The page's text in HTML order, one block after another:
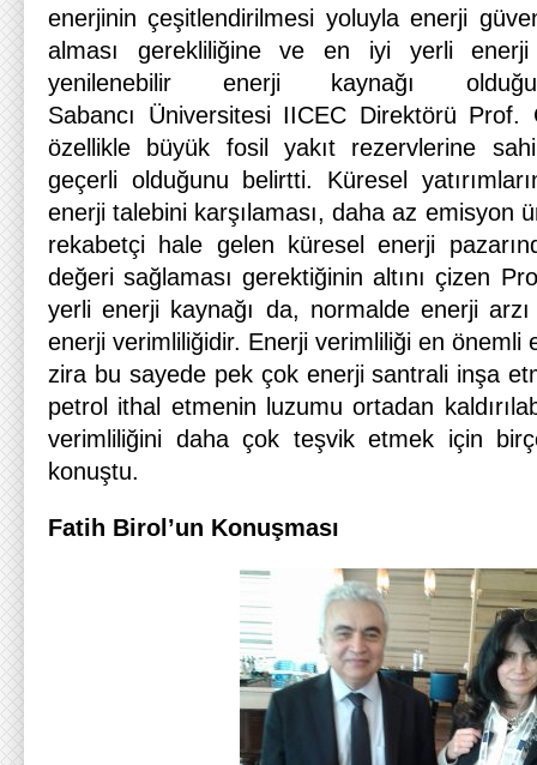
enerjinin çeşitlendirilmesi yoluyla enerji
alması gerekliliğine ve en iyi yerli enerji
yenilenebilir enerji kaynağı
Sabancı Üniversitesi IICEC Direktörü Prof.
özellikle büyük fosil yakıt rezervlerine
geçerli olduğunu belirtti. Küresel
enerji talebini karşılaması, daha az emisyon
rekabetçi hale gelen küresel enerji
değeri sağlaması gerektiğinin altını çizen
yerli enerji kaynağı da, normalde enerji arzı
enerji verimliliğidir. Enerji verimliliği en önemli
zira bu sayede pek çok enerji santrali inşa
petrol ithal etmenin luzumu ortadan
verimliliğini daha çok teşvik etmek için
konuştu.
Fatih Birol’un Konuşması